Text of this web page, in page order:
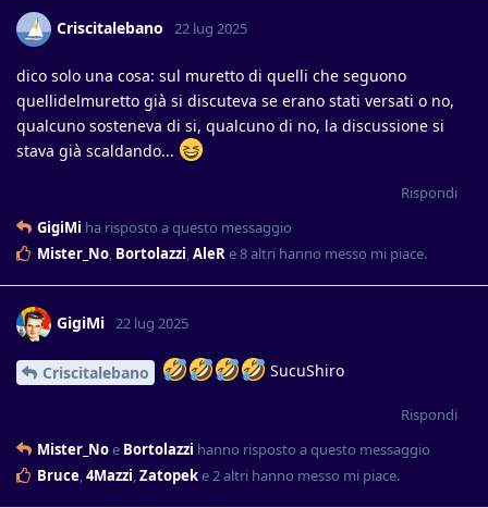
Criscitalebano 22 lug 2025
dico solo una cosa: sul muretto di quelli che seguono
quellidelmuretto già si discuteva se erano stati versati o no,
qualcuno sosteneva di si, qualcuno di no, la discussione si
stava già scaldando...
Rispondi
GigiMi ha risposto a questo messaggio
Mister_No, Bortolazzi,AleRe8altri hanno messo mi piace.
GigiMi 22 lug 2025
Criscitalebano SucuShiro
Rispondi
Mister_Noe Bortolazzi hanno risposto a questo messaggio
Bruce 4Mazzi Zatopeke 2altri hanno messo mi piace.